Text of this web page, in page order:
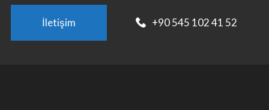
İletişim +90 545 102 41 52